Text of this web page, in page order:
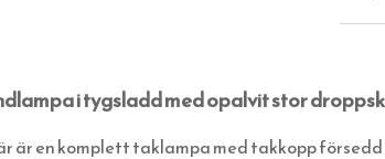
i tygsladd med opalvit stor
är en kompletttaklampamed takkopp